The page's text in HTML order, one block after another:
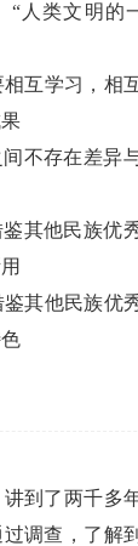
“人类文明的
互学习，相
不存在差异
其他民族优
其他民族优
讲到了两千多
调查，了解